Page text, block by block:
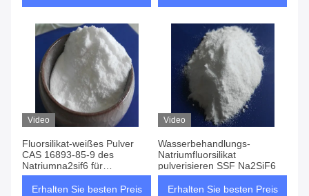
Video
Fluorsilikat-weißes Pulver
CAS 16893-85-9 des
Natriumna2sif6 für
Wasserbehandlung
Erhalten Sie besten Preis
Video
Wasserbehandlungs-
Natriumfluorsilikat
pulverisieren SSF Na2SiF6
Erhalten Sie besten Preis